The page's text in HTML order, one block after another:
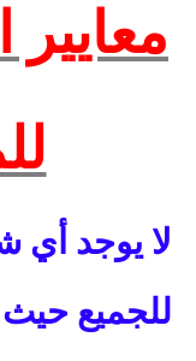
معايير
لا يوجد أي
للجميع حيث